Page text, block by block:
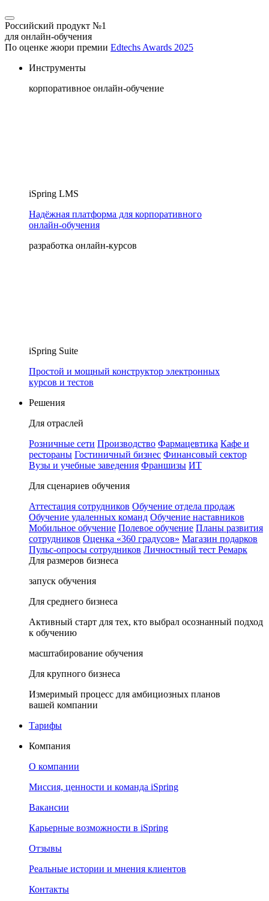
Российский продукт №1
для онлайн-обучения
По оценке жюри премии Edtechs Awards 2025
Инструменты
корпоративное онлайн-обучение
iSpring LMS
Надёжная платформа для корпоративного
онлайн‑обучения
разработка онлайн-курсов
iSpring Suite
Простой и мощный конструктор электронных
курсов и тестов
Решения
Для отраслей
Розничные сети Производство Фармацевтика Кафе и
рестораны Гостиничный бизнес Финансовый сектор
Вузы и учебные заведения Франшизы ИТ
Для сценариев обучения
Аттестация сотрудников Обучение отдела продаж
Обучение удаленных команд Обучение наставников
Мобильное обучение Полевое обучение Планы развития
сотрудников Оценка «360 градусов» Магазин подарков
Пульс-опросы сотрудников Личностный тест Ремарк
Для размеров бизнеса
запуск обучения
Для среднего бизнеса
Активный старт для тех, кто выбрал осознанный подход
к обучению
масштабирование обучения
Для крупного бизнеса
Измеримый процесс для амбициозных планов
вашей компании
Тарифы
Компания
О компании
Миссия, ценности и команда iSpring
Вакансии
Карьерные возможности в iSpring
Отзывы
Реальные истории и мнения клиентов
Контакты